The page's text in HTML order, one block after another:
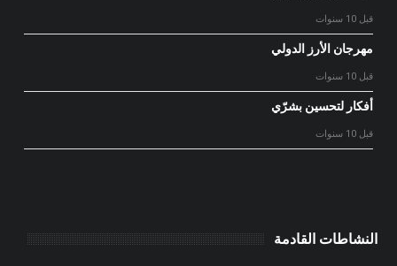
قبل 10 سنوات
مهرجان الأرز الدولي
قبل 10 سنوات
أفكار لتحسين بشرّي
قبل 10 سنوات
النشاطات القادمة